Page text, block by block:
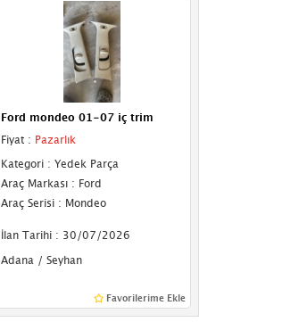
Ford mondeo 01-07 iç trim
Fiyat : Pazarlık
Kategori : Yedek Parça
Araç Markası : Ford
Araç Serisi : Mondeo
İlan Tarihi : 30/07/2026
Adana / Seyhan
Favorilerime Ekle